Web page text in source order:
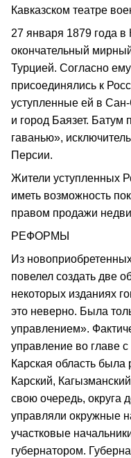
Кавказском театре
27 января 1879 года
окончательный
Турцией. Согласно
присоединялись к
уступленные ей в
и город Баязет. Батум
гаванью»,
Персии.
Жители уступленных
иметь возможность
правом продажи
РЕФОРМЫ
Из
повелел создать две
некоторых изданиях
это неверно. Была
управлением».
управление во главе
Карская область была
Карский,
свою очередь, округа
управляли окружные
участковые
губернатором.